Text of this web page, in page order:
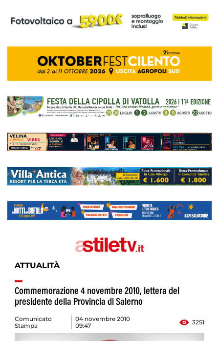
ATTUALITÀ
Commemorazione 4 novembre 2010, lettera del
presidente della Provincia di Salerno
Comunicato
Stampa
04 novembre 2010
09:47
3251